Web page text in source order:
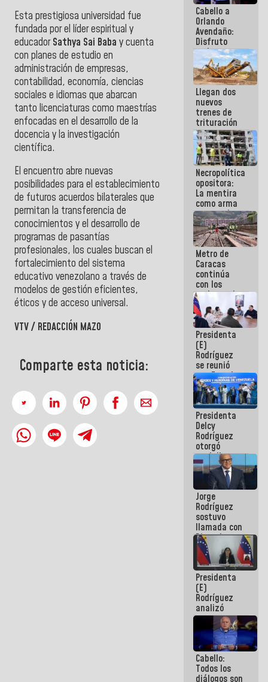
Esta prestigiosa universidad fue
fundada por el líder espiritual y
educadorSathya Sai Baba y cuenta
con planes de estudio en
administración de empresas,
contabilidad, economía, ciencias
sociales e idiomas que abarcan
tanto licenciaturas como maestrías
enfocadas en el desarrollo de la
docencia y la investigación
científica.
El encuentro abre nuevas
posibilidades para el establecimiento
de futuros acuerdos bilaterales que
permitan la transferencia de
conocimientos y el desarrollo de
programas de pasantías
profesionales, los cuales buscan el
fortalecimiento del sistema
educativo venezolano a través de
modelos de gestión eficientes,
éticos y de acceso universal.
VTV / REDACCIÓN MAZO
Comparte esta noticia:
Cabello a
Orlando
Avendaño:
Disfruto
cada vez
que escribes
porque lo
que haces
es
embarrarla
Llegan dos
nuevos
trenes de
trituración
para
optimizar
manejo de
escombros
en La Guaira
Necropolítica
opositora:
La mentira
como arma
contra el
Pueblo
Metro de
Caracas
continúa
con los
trabajos de
mantenimiento
e inspección
en la Línea 2
Presidenta
(E)
Rodríguez
se reunió
con Estado
Mayor
Eléctrico
para
abordar
planes de
acción
Presidenta
Delcy
Rodríguez
otorgó
medalla
"Héroe de
Venezuela"
a servidores
públicos
Jorge
Rodríguez
sostuvo
llamada con
Dinorah
Figuera y
acuerdan
primer
encuentro
presencial
para el
diálogo
Presidenta
(E)
Rodríguez
analizó
junto a
gobernadores
planes de
recuperación
del Sistema
Eléctrico
Cabello:
Todos los
diálogos son